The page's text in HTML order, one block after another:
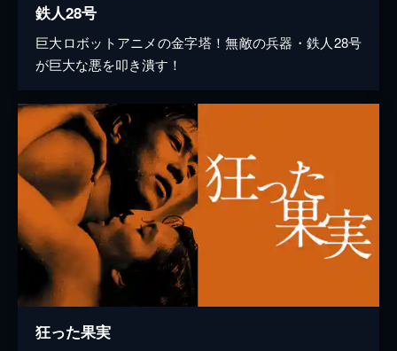
鉄人28号
巨大ロボットアニメの金字塔！無敵の兵器・鉄人28号
が巨大な悪を叩き潰す！
狂った果実